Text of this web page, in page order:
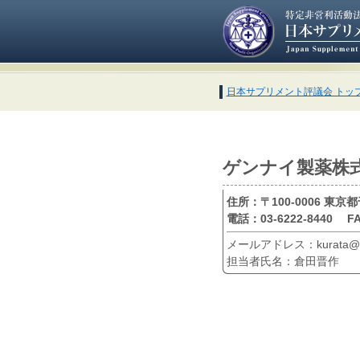
日本サプリメント評議会 トッ
ゲンナイ製薬株
住所：〒100-0006 東京
電話：03-6222-8440
メールアドレス：
担当者氏名：倉田晋作